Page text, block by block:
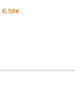
6,50€